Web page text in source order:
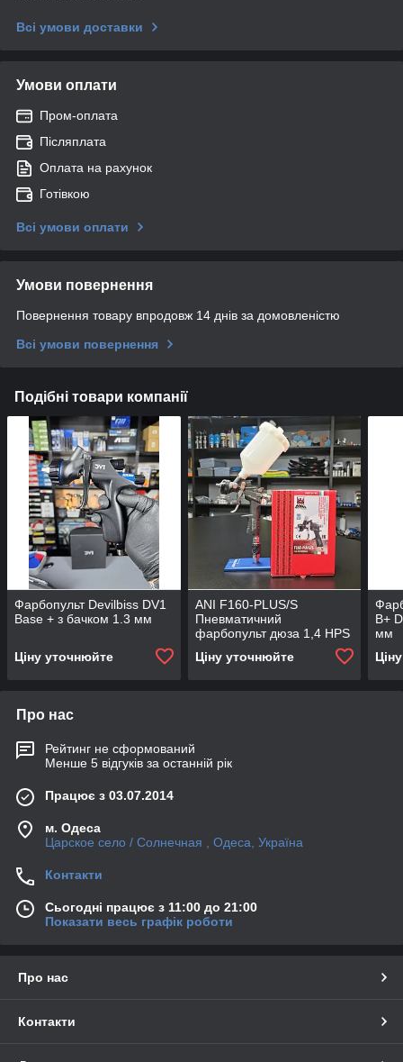
Всі умови доставки
Умови оплати
Пром-оплата
Післяплата
Оплата на рахунок
Готівкою
Всі умови оплати
Умови повернення
Повернення товару впродовж 14 днів за домовленістю
Всі умови повернення
Подібні товари компанії
Фарбопульт Devilbiss DV1
Base + з бачком 1.3 мм
Ціну уточнюйте
ANI F160-PLUS/S
Пневматичний
фарбопульт дюза 1,4 HPS
Ціну уточнюйте
B+
мм
Про нас
Рейтинг не сформований
Менше 5 відгуків за останній рік
Працює з 03.07.2014
м. Одеса
Царское село / Солнечная , Одеса, Україна
Контакти
Сьогодні працює з 11:00 до 21:00
Показати весь графік роботи
Про нас
Контакти